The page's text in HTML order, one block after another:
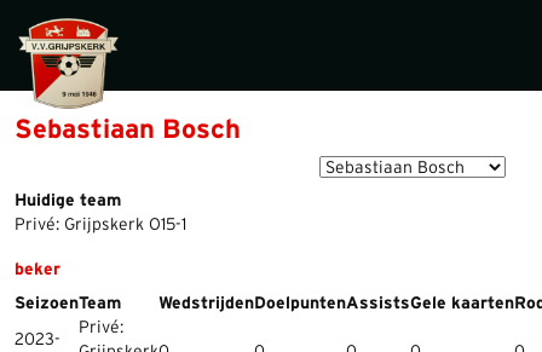
Sebastiaan Bosch
Huidige team
Privé: Grijpskerk O15-1
beker
SeizoenTeam Wedstrijden DoelpuntenAssistsGele kaarten
2023-
Privé: